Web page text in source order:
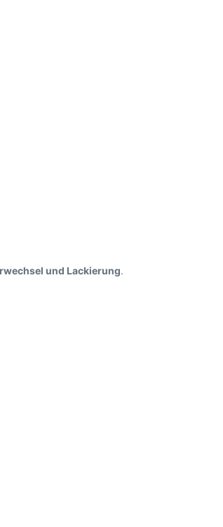
und Lackierung.